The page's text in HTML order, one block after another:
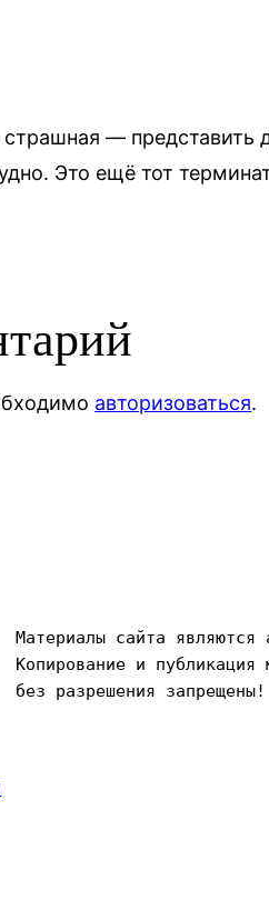
— представить
Это ещё тот
авторизоваться.
Материалы сайта являются
Копирование и публикация
без разрешения запрещены!